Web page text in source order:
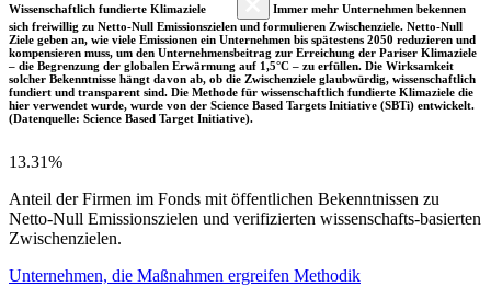
Wissenschaftlich fundierte Klimaziele
Immer mehr Unternehmen bekennen
sich freiwillig zu Netto-Null Emissionszielen und formulieren Zwischenziele. Netto-Null
Ziele geben an, wie viele Emissionen ein Unternehmen bis spätestens 2050 reduzieren und
kompensieren muss, um den Unternehmensbeitrag zur Erreichung der Pariser Klimaziele
– die Begrenzung der globalen Erwärmung auf 1,5°C – zu erfüllen. Die Wirksamkeit
solcher Bekenntnisse hängt davon ab, ob die Zwischenziele glaubwürdig, wissenschaftlich
fundiert und transparent sind. Die Methode für wissenschaftlich fundierte Klimaziele die
hier verwendet wurde, wurde von der Science Based Targets Initiative (SBTi) entwickelt.
(Datenquelle: Science Based Target Initiative).
13.31%
Anteil der Firmen im Fonds mit öffentlichen Bekenntnissen zu
Netto-Null Emissionszielen und verifizierten wissenschafts-basierten
Zwischenzielen.
Unternehmen, die Maßnahmen ergreifen Methodik